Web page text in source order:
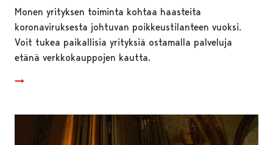
Monen yrityksen toiminta kohtaa haasteita
koronaviruksesta johtuvan poikkeustilanteen vuoksi.
Voit tukea paikallisia yrityksiä ostamalla palveluja
etänä verkkokauppojen kautta.